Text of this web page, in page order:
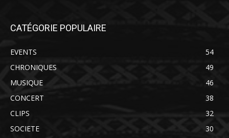
CATÉGORIE POPULAIRE
EVENTS
54
CHRONIQUES
49
MUSIQUE
46
CONCERT
38
CLIPS
32
SOCIETE
30